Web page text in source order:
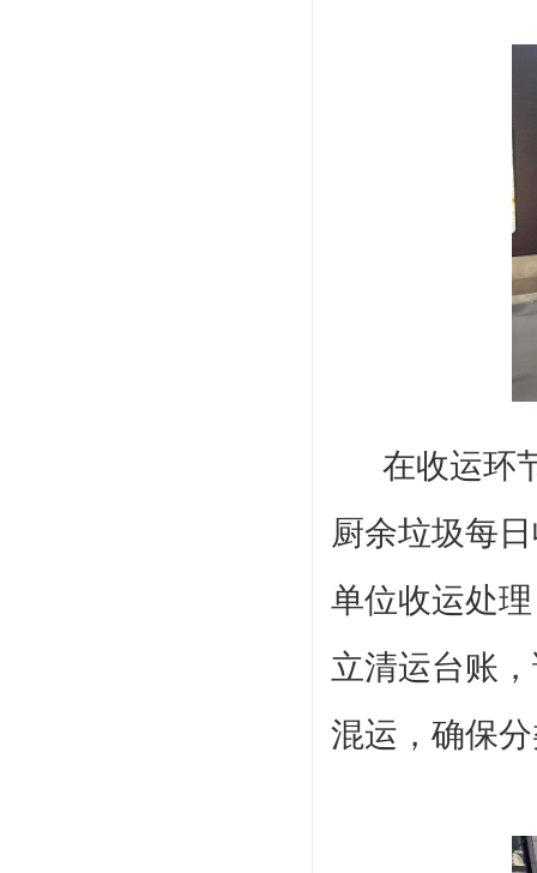
在收运环
厨余垃圾每
单位收运处
立清运台账
混运，确保